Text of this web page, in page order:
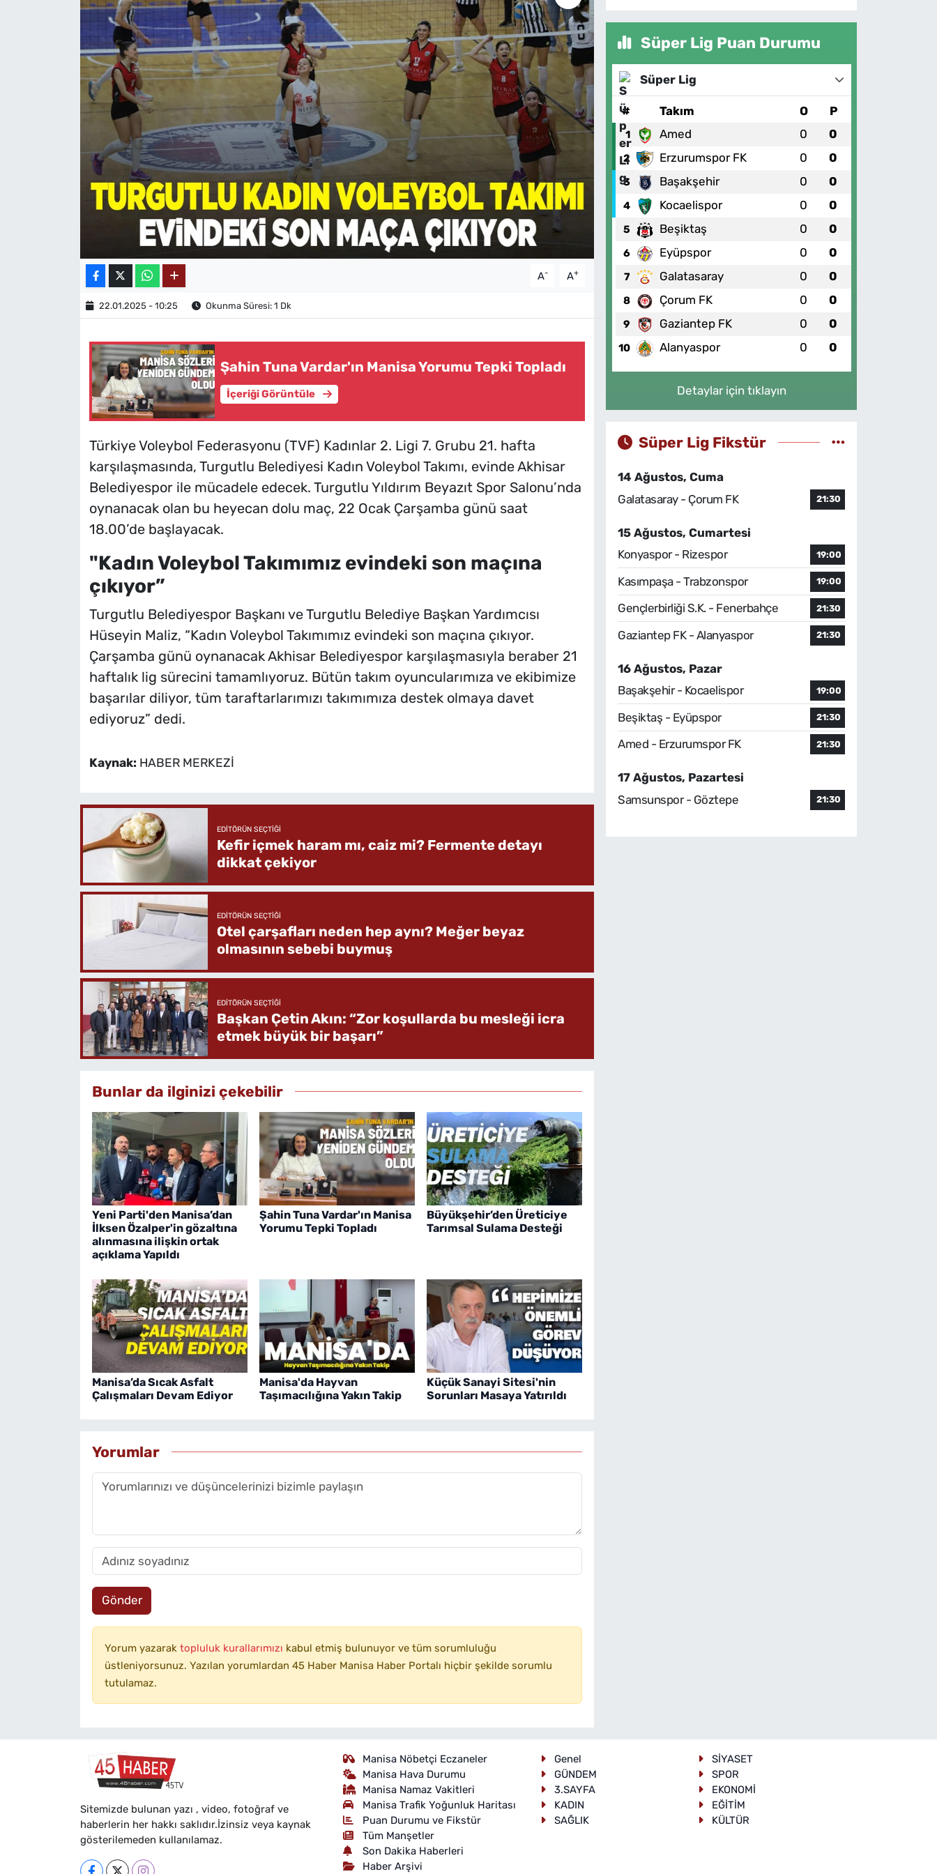
A- A+
22.01.2025 - 10:25 Okunma Süresi: 1 Dk
Şahin Tuna Vardar'ın Manisa Yorumu Tepki Topladı
İçeriği Görüntüle
Türkiye Voleybol Federasyonu (TVF) Kadınlar 2. Ligi 7. Grubu 21. hafta
karşılaşmasında, Turgutlu Belediyesi Kadın Voleybol Takımı, evinde Akhisar
Belediyespor ile mücadele edecek. Turgutlu Yıldırım Beyazıt Spor Salonu’nda
oynanacak olan bu heyecan dolu maç, 22 Ocak Çarşamba günü saat
18.00’de başlayacak.
"Kadın Voleybol Takımımız evindeki son maçına
çıkıyor”
Turgutlu Belediyespor Başkanı ve Turgutlu Belediye Başkan Yardımcısı
Hüseyin Maliz, “Kadın Voleybol Takımımız evindeki son maçına çıkıyor.
Çarşamba günü oynanacak Akhisar Belediyespor karşılaşmasıyla beraber 21
haftalık lig sürecini tamamlıyoruz. Bütün takım oyuncularımıza ve ekibimize
başarılar diliyor, tüm taraftarlarımızı takımımıza destek olmaya davet
ediyoruz” dedi.
Kaynak: HABER MERKEZİ
EDITÖRÜN SEÇTIĞI
Kefir içmek haram mı, caiz mi? Fermente detayı
dikkat çekiyor
EDITÖRÜN SEÇTIĞI
Otel çarşafları neden hep aynı? Meğer beyaz
olmasının sebebi buymuş
EDITÖRÜN SEÇTIĞI
Başkan Çetin Akın: “Zor koşullarda bu mesleği icra
etmek büyük bir başarı”
Bunlar da ilginizi çekebilir
Yeni Parti'den Manisa’dan
İlksen Özalper'in gözaltına
alınmasına ilişkin ortak
açıklama Yapıldı
Şahin Tuna Vardar'ın Manisa
Yorumu Tepki Topladı
Büyükşehir’den Üreticiye
Tarımsal Sulama Desteği
Manisa’da Sıcak Asfalt
Çalışmaları Devam Ediyor
Manisa'da Hayvan
Taşımacılığına Yakın Takip
Küçük Sanayi Sitesi'nin
Sorunları Masaya Yatırıldı
Yorumlar
Gönder
Yorum yazarak topluluk kurallarımızı kabul etmiş bulunuyor ve tüm sorumluluğu
üstleniyorsunuz. Yazılan yorumlardan 45 Haber Manisa Haber Portalı hiçbir şekilde sorumlu
tutulamaz.
Süper Lig Puan Durumu
Süper Lig
# Takım O P
1 Amed 0 0
2 Erzurumspor FK 0 0
3 Başakşehir 0 0
4 Kocaelispor 0 0
5 Beşiktaş 0 0
6 Eyüpspor 0 0
7 Galatasaray 0 0
8 Çorum FK 0 0
9 Gaziantep FK 0 0
10 Alanyaspor 0 0
Detaylar için tıklayın
Süper Lig Fikstür
14 Ağustos, Cuma
Galatasaray - Çorum FK
21:30
15 Ağustos, Cumartesi
Konyaspor - Rizespor
19:00
Kasımpaşa - Trabzonspor 19:00
Gençlerbirliği S.K. - Fenerbahçe 21:30
Gaziantep FK - Alanyaspor 21:30
16 Ağustos, Pazar
Başakşehir - Kocaelispor
19:00
Beşiktaş - Eyüpspor 21:30
Amed - Erzurumspor FK 21:30
17 Ağustos, Pazartesi
Samsunspor - Göztepe
21:30
Sitemizde bulunan yazı , video, fotoğraf ve
haberlerin her hakkı saklıdır.İzinsiz veya kaynak
gösterilemeden kullanılamaz.
Manisa Nöbetçi Eczaneler
Manisa Hava Durumu
Manisa Namaz Vakitleri
Manisa Trafik Yoğunluk Haritası
Puan Durumu ve Fikstür
Tüm Manşetler
Son Dakika Haberleri
Haber Arşivi
Genel
SİYASET
GÜNDEM
SPOR
3.SAYFA
EKONOMİ
KADIN
EĞİTİM
SAĞLIK
KÜLTÜR
MAGAZİN